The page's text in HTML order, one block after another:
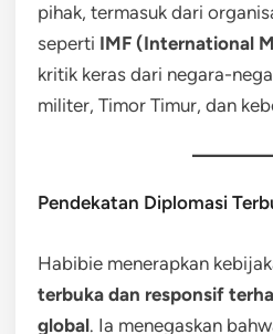
pihak, termasuk dari
seperti IMF (International
kritik keras dari negara-
militer, Timor Timur, dan
Pendekatan Diplomasi
Habibie menerapkan
terbuka dan responsif
global. Ia menegaskan